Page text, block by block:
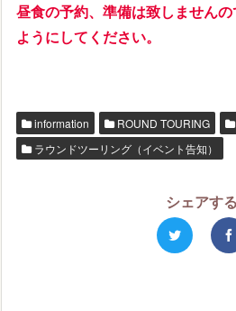
昼食の予約、準備は致しません
ようにしてください。
information ROUND TOURING
ラウンドツーリング（イベント告知）
シェアする